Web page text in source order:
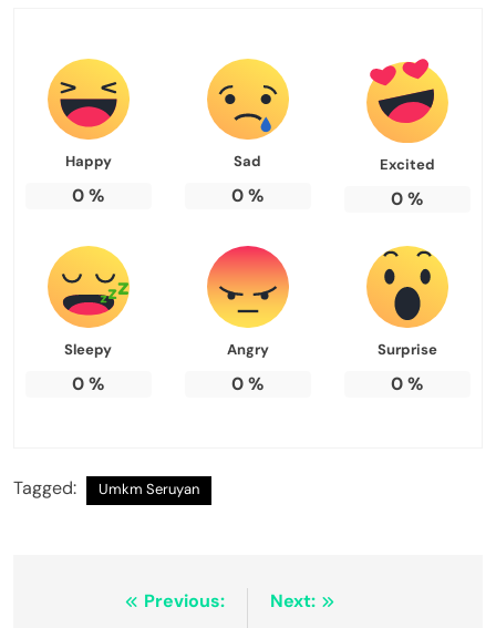
Happy
0%
Sad
0%
Excited
0%
Sleepy
0%
Angry
0%
Surprise
0%
Tagged: Umkm Seruyan
NavigasiPrevious:
Next: